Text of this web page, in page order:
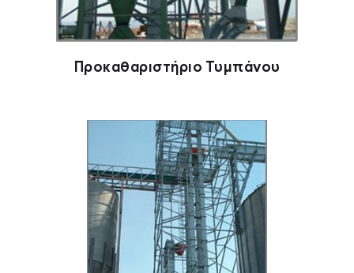
Προκαθαριστήριο Τυμπάνου